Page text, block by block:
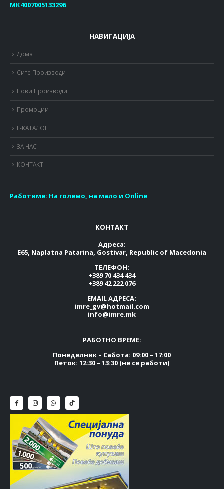
МК4007005133296
НАВИГАЦИЈА
Дома
Сите Производи
Нови Производи
Промоции
Е-КАТАЛОГ
ЗА НАС
КОНТАКТ
Работиме: На големо, на мало и Online
КОНТАКТ
Адреса:
E65, Naplatna Patarina, Gostivar, Republic of Macedonia
ТЕЛЕФОН:
+389 70 434 434
+389 42 222 076
EMAIL АДРЕСА:
imre_gv@hotmail.com
info@imre.mk
РАБОТНО ВРЕМЕ:
Понеделник – Сабота: 09:00 – 17:00
Петок: 12:30 – 13:30 (не се работи)